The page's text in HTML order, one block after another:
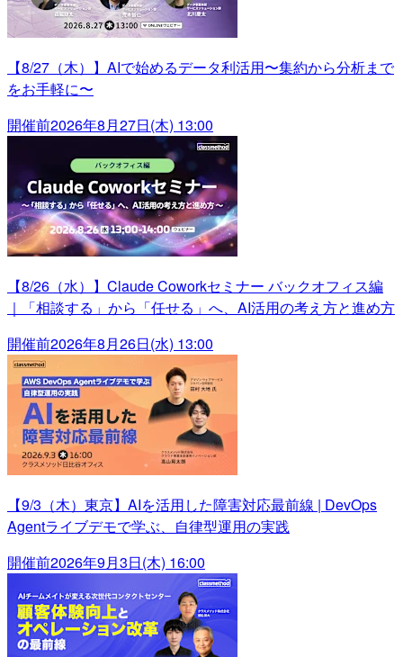
【8/27（木）】AIで始めるデータ利活用〜集約から分析まで
をお手軽に〜
開催前2026年8月27日(木) 13:00
【8/26（水）】Claude Coworkセミナー バックオフィス編
｜「相談する」から「任せる」へ、AI活用の考え方と進め方
開催前2026年8月26日(水) 13:00
【9/3（木）東京】AIを活用した障害対応最前線 | DevOps
Agentライブデモで学ぶ、自律型運用の実践
開催前2026年9月3日(木) 16:00